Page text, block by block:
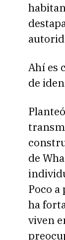
Ahí es
de
de
Poco a
ha
viven